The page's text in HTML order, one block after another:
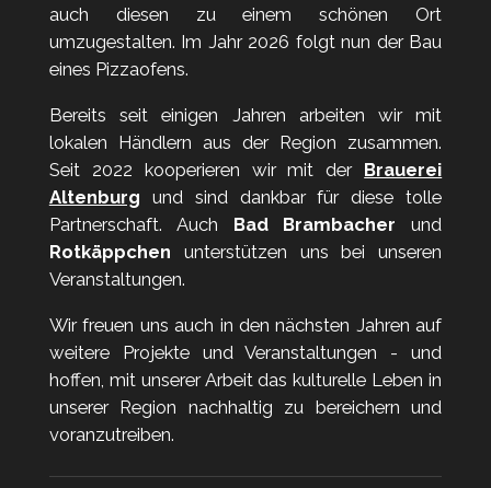
auch diesen zu einem schönen Ort
umzugestalten. Im Jahr 2026 folgt nun der Bau
eines Pizzaofens.
Bereits seit einigen Jahren arbeiten wir mit
lokalen Händlern aus der Region zusammen.
Seit 2022 kooperieren wir mit der Brauerei
Altenburg und sind dankbar für diese tolle
Partnerschaft. Auch Bad Brambacher und
Rotkäppchen unterstützen uns bei unseren
Veranstaltungen.
Wir freuen uns auch in den nächsten Jahren auf
weitere Projekte und Veranstaltungen - und
hoffen, mit unserer Arbeit das kulturelle Leben in
unserer Region nachhaltig zu bereichern und
voranzutreiben.